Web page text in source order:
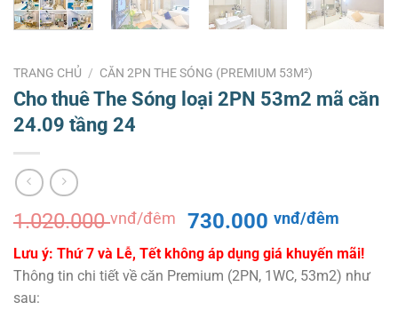
TRANG CHỦ / CĂN 2PN THE SÓNG (PREMIUM 53M²)
Cho thuê The Sóng loại 2PN 53m2 mã căn
24.09 tầng 24
1.020.000vnđ/đêm
Giá
gốc
là:
1.020.000 vnđ/
730.000vnđ/đêm
hiện
tại
là:
Lưu ý: Thứ 7 và Lễ, Tết không áp dụng giá khuyến mãi!
Thông tin chi tiết về căn Premium (2PN, 1WC, 53m2) như
sau: